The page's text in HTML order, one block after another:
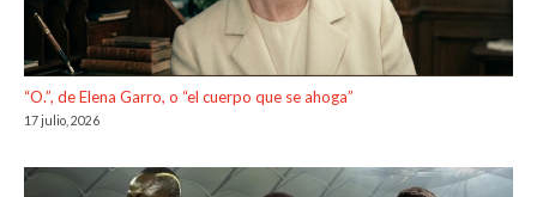
“O.”, de Elena Garro, o “el cuerpo que se ahoga”
17 julio, 2026